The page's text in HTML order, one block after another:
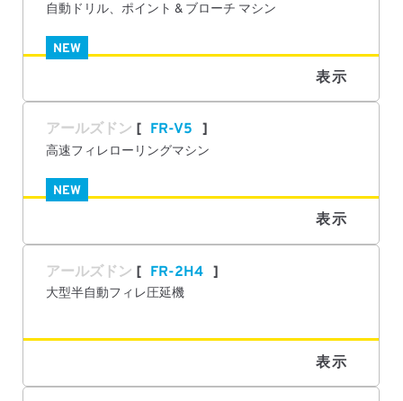
自動ドリル、ポイント & ブローチ マシン
NEW
表示
アールズドン FR-V5
高速フィレローリングマシン
NEW
表示
アールズドン FR-2H4
大型半自動フィレ圧延機
表示